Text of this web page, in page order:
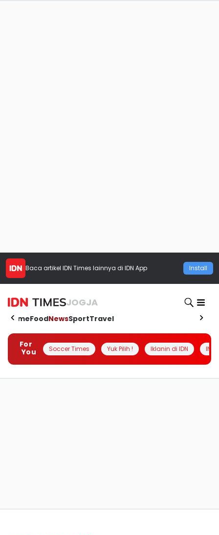
Baca artikel IDN Times lainnya di IDN App Install
JOGJA
HomeFoodNewsSportTravel
For
You
Soccer Times Yuk Pilih ! Iklanin di IDN